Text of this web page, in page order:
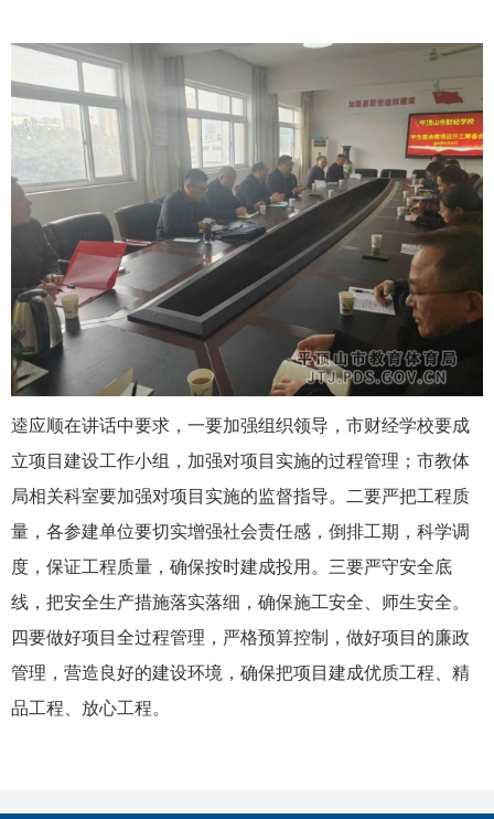
逵应顺在讲话中要求，一要加强组织领导，市财经学校要成
立项目建设工作小组，加强对项目实施的过程管理；市教体
局相关科室要加强对项目实施的监督指导。二要严把工程质
量，各参建单位要切实增强社会责任感，倒排工期，科学调
度，保证工程质量，确保按时建成投用。三要严守安全底
线，把安全生产措施落实落细，确保施工安全、师生安全。
四要做好项目全过程管理，严格预算控制，做好项目的廉政
管理，营造良好的建设环境，确保把项目建成优质工程、精
品工程、放心工程。